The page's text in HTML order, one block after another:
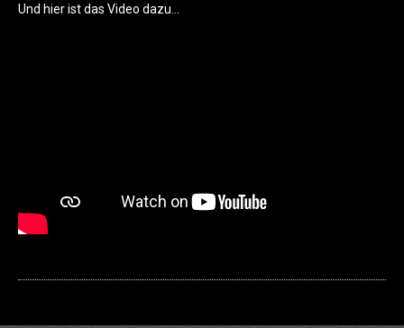
Und hier ist das Video dazu…